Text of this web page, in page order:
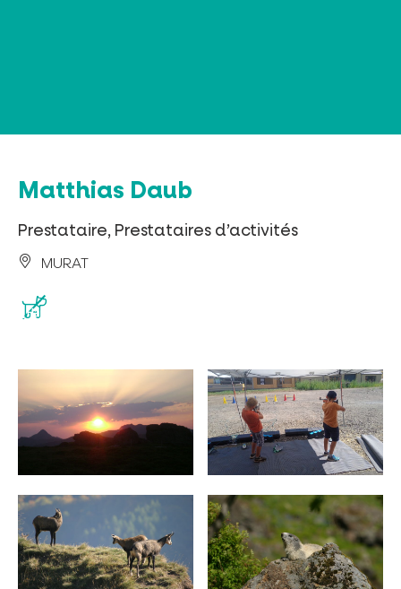
PLEINE NATURE
VISITES ET SAVOIR-FAIRE
Matthias Daub
Prestataire, Prestataires d’activités
MURAT